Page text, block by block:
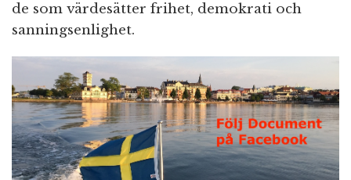
de som värdesätter frihet, demokrati och
sanningsenlighet.